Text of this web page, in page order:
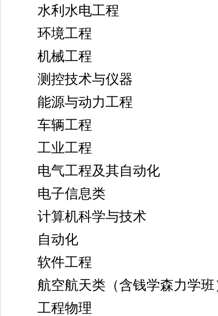
水利水电工程
环境工程
机械工程
测控技术与仪器
能源与动力工程
车辆工程
工业工程
电气工程及其自动化
电子信息类
计算机科学与技术
自动化
软件工程
航空航天类（含钱学森力学班
工程物理